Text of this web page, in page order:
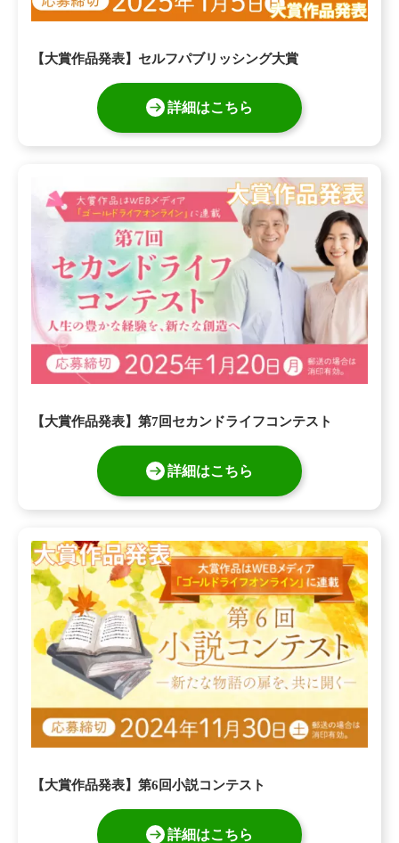
【大賞作品発表】セルフパブリッシング大賞
詳細はこちら
【大賞作品発表】第7回セカンドライフコンテスト
詳細はこちら
【大賞作品発表】第6回小説コンテスト
詳細はこちら